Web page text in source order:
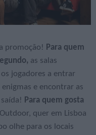
promoção! Para quem
as salas
jogadores a entrar
e encontrar as
Para quem gosta
quer em Lisboa
olhe para os locais